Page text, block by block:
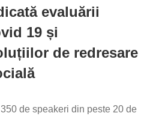
evaluării
19 și
de redresare
de speakeri din peste 20 de